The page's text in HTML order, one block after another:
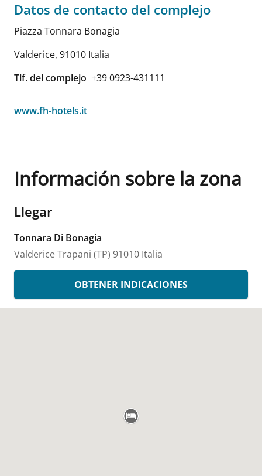
Datos de contacto del complejo
Piazza Tonnara Bonagia
Valderice, 91010 Italia
Tlf. del complejo +39 0923-431111
www.fh-hotels.it
Información sobre la zona
Llegar
Tonnara Di Bonagia
Valderice Trapani (TP) 91010 Italia
OBTENER INDICACIONES